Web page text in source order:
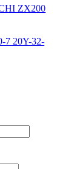
ZX200
7 20Y-32-